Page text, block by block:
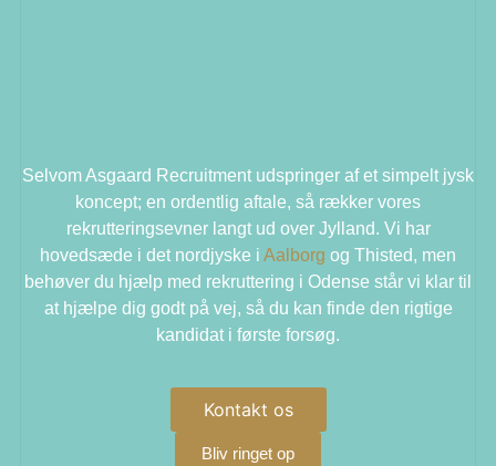
Selvom Asgaard Recruitment udspringer af et simpelt jysk
koncept; en ordentlig aftale, så rækker vores
rekrutteringsevner langt ud over Jylland. Vi har
hovedsæde i det nordjyske i Aalborg og Thisted, men
behøver du hjælp med rekruttering i Odense står vi klar til
at hjælpe dig godt på vej, så du kan finde den rigtige
kandidat i første forsøg.
Kontakt os
Bliv ringet op